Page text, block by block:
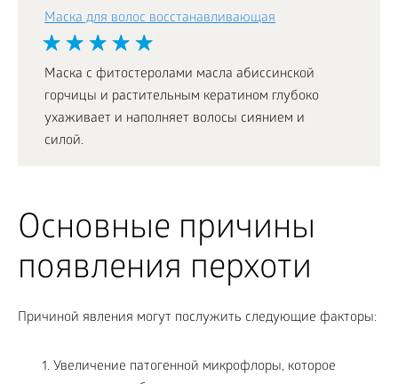
Маска для волос восстанавливающая
Маска с фитостеролами масла абиссинской
горчицы и растительным кератином глубоко
ухаживает и наполняет волосы сиянием и
силой.
Основные причины
появления перхоти
Причиной явления могут послужить следующие факторы:
Увеличение патогенной микрофлоры, которое